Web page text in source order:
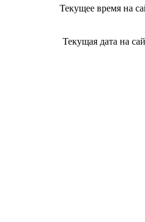
Текущее время на
Текущая дата на